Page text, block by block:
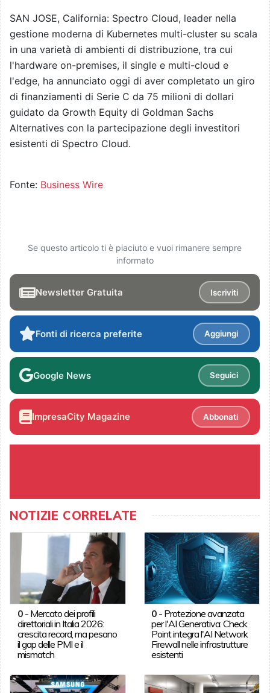
SAN JOSE, California: Spectro Cloud, leader nella
gestione moderna di Kubernetes multi-cluster su scala
in una varietà di ambienti di distribuzione, tra cui
l'hardware on-premises, il single e multi-cloud e
l'edge, ha annunciato oggi di aver completato un giro
di finanziamenti di Serie C da 75 milioni di dollari
guidato da Growth Equity di Goldman Sachs
Alternatives con la partecipazione degli investitori
esistenti di Spectro Cloud.
Fonte: Business Wire
Se questo articolo ti è piaciuto e vuoi rimanere sempre
informato
Newsletter Gratuita Iscriviti
Fonti di ricerca preferite Aggiungi
Google News Seguici
ImpresaCity Magazine Abbonati
NOTIZIE CORRELATE
0- Mercato dei profili
direttoriali in Italia 2026:
crescita record, ma pesano
il gap delle PMI e il
mismatch
0 - Protezione avanzata
per l'AI Generativa: Check
Point integra l'AI Network
Firewall nelle infrastrutture
esistenti